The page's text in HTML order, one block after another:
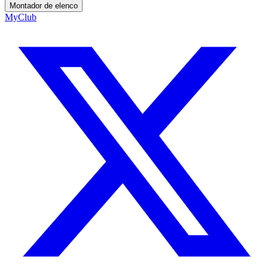
Montador de elenco
MyClub